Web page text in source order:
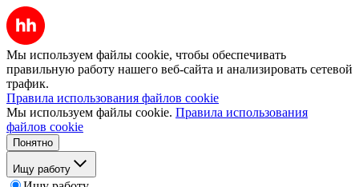
Мы используем файлы cookie, чтобы обеспечивать
правильную работу нашего веб-сайта и анализировать сетевой
трафик.
Правила использования файлов cookie
Мы используем файлы cookie. Правила использования
файлов cookie
Понятно
Ищу работу